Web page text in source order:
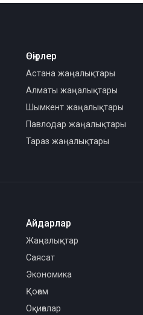
Өңірлер
Астана жаңалықтары
Алматы жаңалықтары
Шымкент жаңалықтары
Павлодар жаңалықтары
Тараз жаңалықтары
Айдарлар
Жаңалықтар
Саясат
Экономика
Қоғам
Оқиғалар